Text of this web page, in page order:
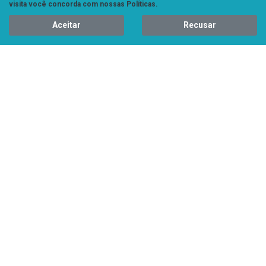
MERCADO LIVRE
ASSISTÊNCIA TÉCNICA
visita você concorda com nossas Políticas.
Aceitar Recusar